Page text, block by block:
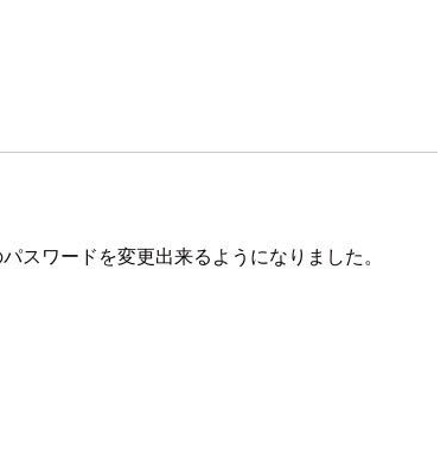
スワードを変更出来るようになりました。